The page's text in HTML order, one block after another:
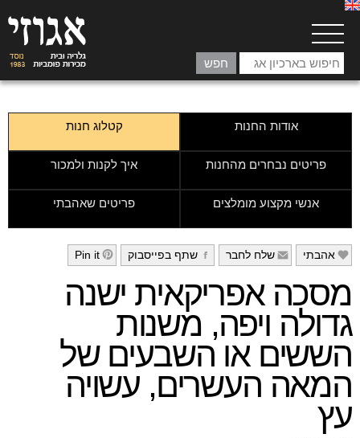
אודות החנות קטלוג חנות
פריטים נבחרים מהחנות איך לקנות ולמכור
אנשי מקצוע מומלצים פריטים שאהבתי
e אהבתי f שלח לחבר g שתף בפייסבוק h
Pin it
מסכה אפריקאית ישנה
גדולה ויפה, משנות
הששים או השבעים של
המאה העשרים, עשויה
עץ